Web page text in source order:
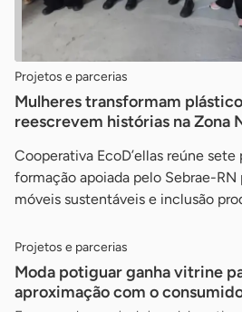
Projetos e parcerias
Mulheres transformam
reescrevem histórias na Zona
Cooperativa EcoD’ellas reúne
formação apoiada pelo Sebrae-RN
móveis sustentáveis e inclusão
Projetos e parcerias
Moda potiguar ganha vitrine
aproximação com o